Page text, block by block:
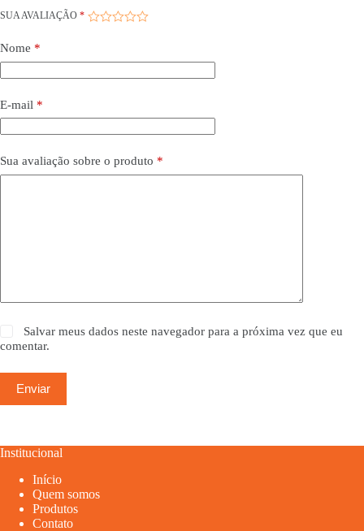
SUA AVALIAÇÃO *
Nome *
E-mail *
Sua avaliação sobre o produto *
Salvar meus dados neste navegador para a próxima vez que eu
comentar.
Enviar
Institucional
Início
Quem somos
Produtos
Contato